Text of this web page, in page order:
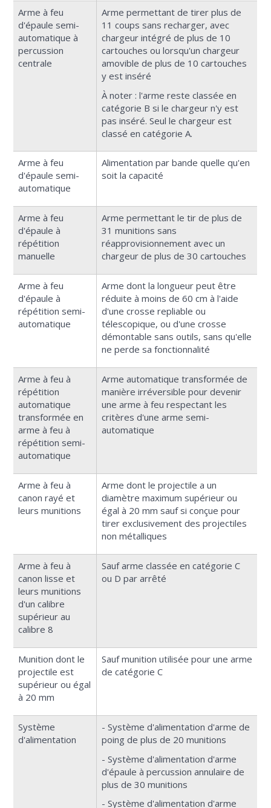
Arme à feu
d'épaule semi-
automatique à
percussion
centrale
Arme permettant de tirer plus de
11 coups sans recharger, avec
chargeur intégré de plus de 10
cartouches ou lorsqu'un chargeur
amovible de plus de 10 cartouches
y est inséré
À noter : l'arme reste classée en
catégorie B si le chargeur n'y est
pas inséré. Seul le chargeur est
classé en catégorie A.
Arme à feu
d'épaule semi-
automatique
Alimentation par bande quelle qu'en
soit la capacité
Arme à feu
d'épaule à
répétition
manuelle
Arme permettant le tir de plus de
31 munitions sans
réapprovisionnement avec un
chargeur de plus de 30 cartouches
Arme à feu
d'épaule à
répétition semi-
automatique
Arme dont la longueur peut être
réduite à moins de 60 cm à l'aide
d'une crosse repliable ou
télescopique, ou d'une crosse
démontable sans outils, sans qu'elle
ne perde sa fonctionnalité
Arme à feu à
répétition
automatique
transformée en
arme à feu à
répétition semi-
automatique
Arme automatique transformée de
manière irréversible pour devenir
une arme à feu respectant les
critères d'une arme semi-
automatique
Arme à feu à
canon rayé et
leurs munitions
Arme dont le projectile a un
diamètre maximum supérieur ou
égal à 20 mm sauf si conçue pour
tirer exclusivement des projectiles
non métalliques
Arme à feu à
canon lisse et
leurs munitions
d'un calibre
supérieur au
calibre 8
Sauf arme classée en catégorie C
ou D par arrêté
Munition dont le
projectile est
supérieur ou égal
à 20 mm
Sauf munition utilisée pour une arme
de catégorie C
Système
d'alimentation
- Système d'alimentation d'arme de
poing de plus de 20 munitions
- Système d'alimentation d'arme
d'épaule à percussion annulaire de
plus de 30 munitions
- Système d'alimentation d'arme